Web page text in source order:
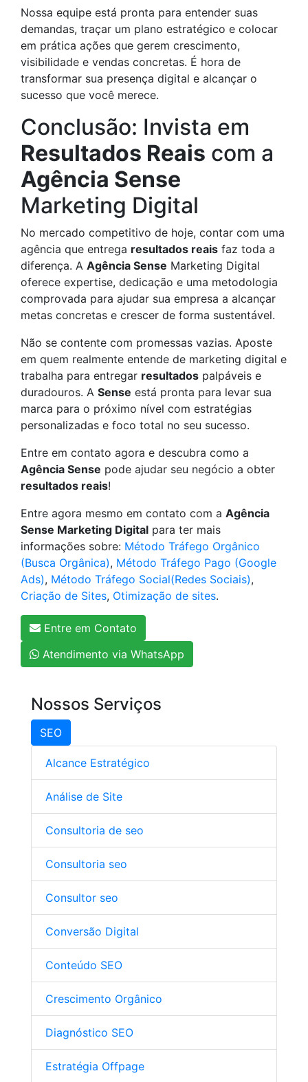
Nossa equipe está pronta para entender suas
demandas, traçar um plano estratégico e colocar
em prática ações que gerem crescimento,
visibilidade e vendas concretas. É hora de
transformar sua presença digital e alcançar o
sucesso que você merece.
Conclusão: Invista em
Resultados Reais com a
Agência Sense
Marketing Digital
No mercado competitivo de hoje, contar com uma
agência que entrega resultados reais faz toda a
diferença. A Agência Sense Marketing Digital
oferece expertise, dedicação e uma metodologia
comprovada para ajudar sua empresa a alcançar
metas concretas e crescer de forma sustentável.
Não se contente com promessas vazias. Aposte
em quem realmente entende de marketing digital e
trabalha para entregar resultados palpáveis e
duradouros. A Sense está pronta para levar sua
marca para o próximo nível com estratégias
personalizadas e foco total no seu sucesso.
Entre em contato agora e descubra como a
Agência Sense pode ajudar seu negócio a obter
resultados reais!
Entre agora mesmo em contato com a Agência
Sense Marketing Digital para ter mais
informações sobre: Método Tráfego Orgânico
(Busca Orgânica), Método Tráfego Pago (Google
Ads), Método Tráfego Social(Redes Sociais),
Criação de Sites, Otimização de sites.
Entre em Contato
Atendimento via WhatsApp
Nossos Serviços
SEO
Alcance Estratégico
Análise de Site
Consultoria de seo
Consultoria seo
Consultor seo
Conversão Digital
Conteúdo SEO
Crescimento Orgânico
Diagnóstico SEO
Estratégia Offpage